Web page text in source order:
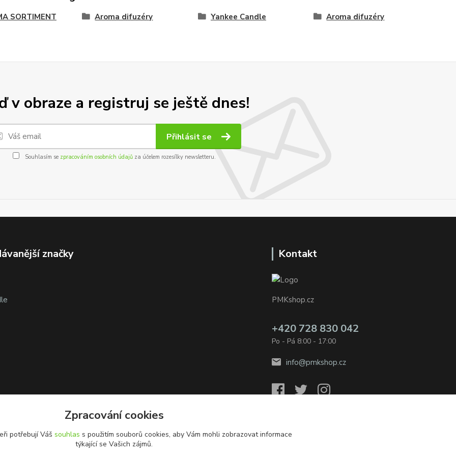
SORTIMENT Aroma difuzéry Yankee Candle Aroma difuzéry
v obraze a registruj se ještě dnes!
Přihlásit se
Souhlasím se zpracováním osobních údajůza účelem rozesílky newsletteru.
značky Kontakt
PMKshop.cz
+420 728 830 042
Po - Pá 8:00 - 17:00
info@pmkshop.cz
Zpracování cookies
potřebují Váš souhlas s použitím souborů cookies, aby Vám mohli zobrazovat informace
týkající se Vašich zájmů.